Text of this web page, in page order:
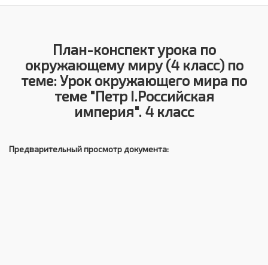
План-конспект урока по
окружающему миру (4 класс) по
теме: Урок окружающего мира по
теме "Петр I.Российская
империя". 4 класс
Предварительный просмотр документа: